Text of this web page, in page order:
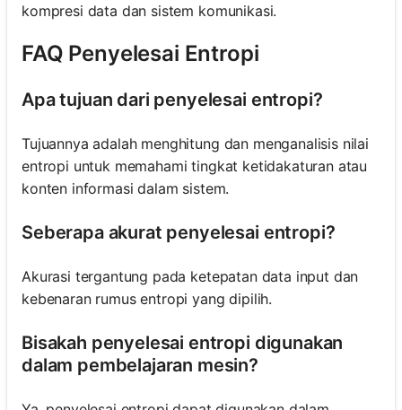
kompresi data dan sistem komunikasi.
FAQ Penyelesai Entropi
Apa tujuan dari penyelesai entropi?
Tujuannya adalah menghitung dan menganalisis nilai
entropi untuk memahami tingkat ketidakaturan atau
konten informasi dalam sistem.
Seberapa akurat penyelesai entropi?
Akurasi tergantung pada ketepatan data input dan
kebenaran rumus entropi yang dipilih.
Bisakah penyelesai entropi digunakan
dalam pembelajaran mesin?